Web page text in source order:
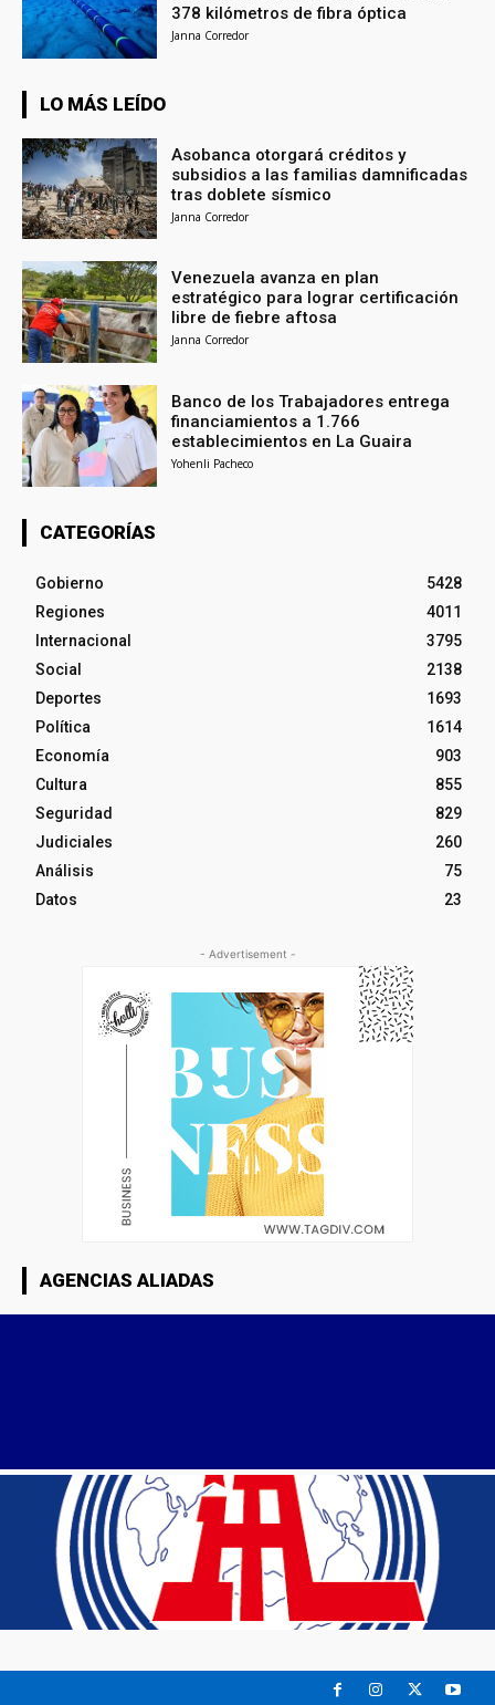
378 kilómetros de fibra óptica
Janna Corredor
LO MÁS LEÍDO
Asobanca otorgará créditos y
subsidios a las familias damnificadas
tras doblete sísmico
Janna Corredor
Venezuela avanza en plan
estratégico para lograr certificación
libre de fiebre aftosa
Janna Corredor
Banco de los Trabajadores entrega
financiamientos a 1.766
establecimientos en La Guaira
Yohenli Pacheco
CATEGORÍAS
Gobierno
5428
Regiones
4011
Internacional
3795
Social
2138
Deportes
1693
Política
1614
Economía
903
Cultura
855
Seguridad
829
Judiciales
260
Análisis
75
Datos
23
- Advertisement -
AGENCIAS ALIADAS